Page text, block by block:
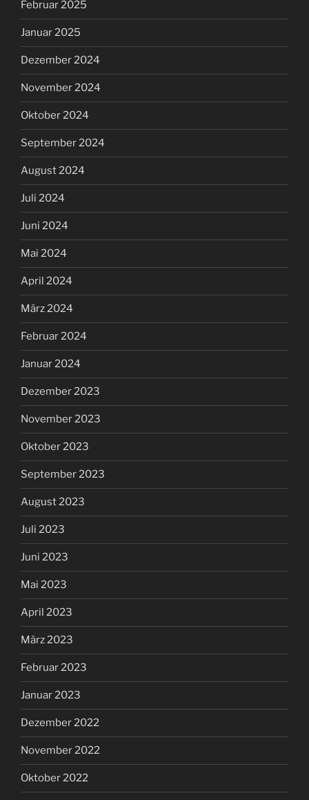
Februar 2025
Januar 2025
Dezember 2024
November 2024
Oktober 2024
September 2024
August 2024
Juli 2024
Juni 2024
Mai 2024
April 2024
März 2024
Februar 2024
Januar 2024
Dezember 2023
November 2023
Oktober 2023
September 2023
August 2023
Juli 2023
Juni 2023
Mai 2023
April 2023
März 2023
Februar 2023
Januar 2023
Dezember 2022
November 2022
Oktober 2022